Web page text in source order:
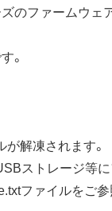
ファームウェア
。
が解凍されます。
ストレージ等
ファイルをご参